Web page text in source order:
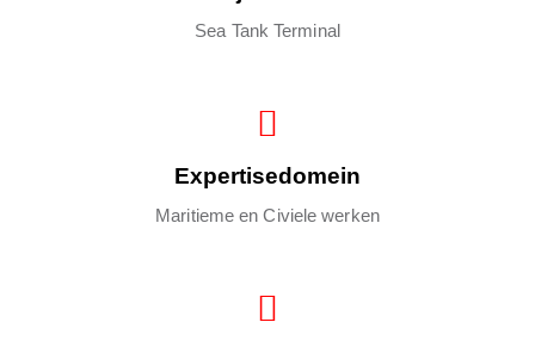
Sea Tank Terminal
Expertisedomein
Maritieme en Civiele werken